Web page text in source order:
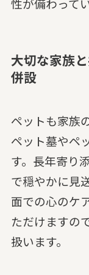
大切な家族
併設
ペットも家族
ペット墓やペ
す。長年寄り
で穏やかに見
面での心のケ
ただけますの
扱います。